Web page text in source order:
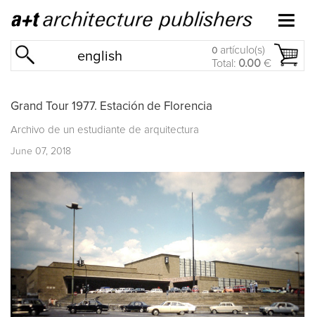
english 0 artículo(s)
Total: 0.00 €
Grand Tour 1977. Estación de Florencia
Archivo de un estudiante de arquitectura
June 07, 2018